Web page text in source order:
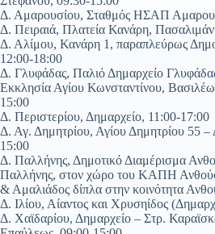
Δ. Αμαρουσίου, Σταθμός ΗΣΑΠ
Δ. Πειραιά, Πλατεία Κανάρη,
Δ. Αλίμου, Κανάρη 1, παραπλεύρως
12:00-18:00
Δ. Γλυφάδας, Παλιό Δημαρχείο
Εκκλησία Αγίου Κωνσταντίνου,
15:00
Δ. Περιστερίου, Δημαρχείο, 11:00-17:00
Δ. Αγ. Δημητρίου, Αγίου Δημητρίου 55 –
15:00
Δ. Παλλήνης, Δημοτικό Διαμέρισμα
Παλλήνης, στον χώρο του ΚΑΠΗ
& Αμαλιάδος δίπλα στην κοινότητα
Δ. Ιλίου, Αίαντος και Χρυσηίδος
Δ. Χαϊδαρίου, Δημαρχείο – Στρ.